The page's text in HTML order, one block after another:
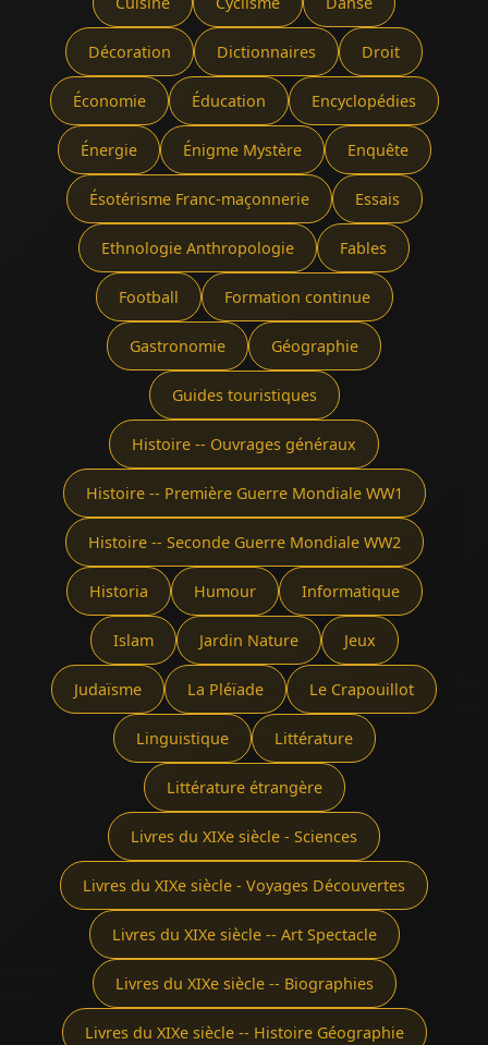
Décoration Dictionnaires Droit
Économie Éducation Encyclopédies
Énergie Énigme Mystère Enquête
Ésotérisme Franc-maçonnerie Essais
Ethnologie Anthropologie Fables
Football Formation continue
Gastronomie Géographie
Guides touristiques
Histoire -- Ouvrages généraux
Histoire -- Première Guerre Mondiale WW1
Histoire -- Seconde Guerre Mondiale WW2
Historia Humour Informatique
Islam Jardin Nature Jeux
Judaïsme La Pléïade Le Crapouillot
Linguistique Littérature
Littérature étrangère
Livres du XIXe siècle - Sciences
Livres du XIXe siècle - Voyages Découvertes
Livres du XIXe siècle -- Art Spectacle
Livres du XIXe siècle -- Biographies
Livres du XIXe siècle -- Histoire Géographie